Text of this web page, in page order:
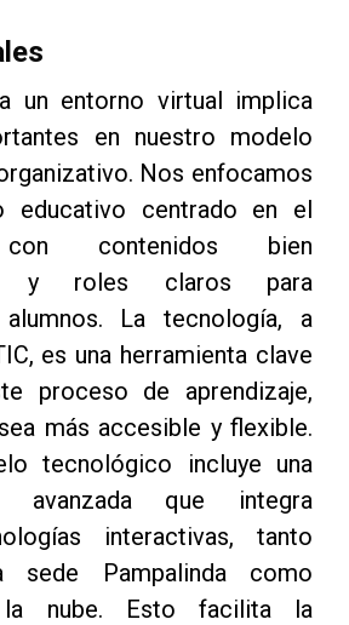
(Text with Image)
un entorno virtual implica
en nuestro modelo
Nos enfocamos
educativo centrado en el
con contenidos bien
y roles claros para
La tecnología, a
es una herramienta clave
proceso de aprendizaje,
más accesible y flexible.
tecnológico incluye una
avanzada que integra
interactivas, tanto
Pampalinda como
nube. Esto facilita la